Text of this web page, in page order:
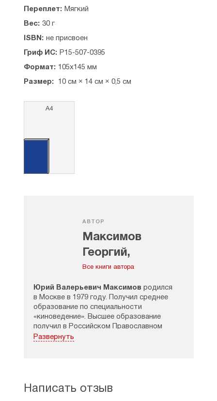
Переплет: Мягкий
Вес: 30 г
ISBN: не присвоен
Гриф ИС: Р15-507-0395
Формат: 105x145 мм
Размер: 10 см × 14 см × 0,5 см
А4
АВТОР
Максимов
Георгий,
священник
Все книги автора
Юрий Валерьевич Максимов родился
в Москве в 1979 году. Получил среднее
образование по специальности
«киноведение». Высшее образование
получил в Российском Православном
Университете имени апостола Иоанна
и в Свято-Тихоновском гуманитарном
Развернуть
Написать отзыв